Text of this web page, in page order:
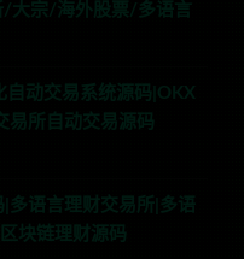
大宗/海外股票/多语言
自动交易系统源码|OKX
易所自动交易源码
|多语言理财交易所|多语
块链理财源码